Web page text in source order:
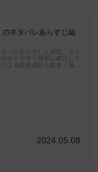
ネタバレあらすじ結
バレあらすじと感想。スト
かりやすく簡単に解説して
よる映画感想も数多く掲
2024.05.08